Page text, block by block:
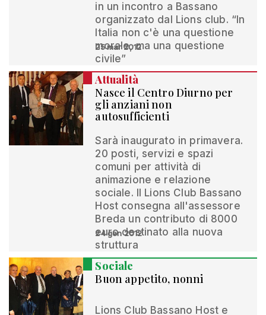
in un incontro a Bassano
organizzato dal Lions club. “In
Italia non c'è una questione
morale, ma una questione
civile”
25 mar 2012
Attualità
Nasce il Centro Diurno per
gli anziani non
autosufficienti
Sarà inaugurato in primavera.
20 posti, servizi e spazi
comuni per attività di
animazione e relazione
sociale. Il Lions Club Bassano
Host consegna all'assessore
Breda un contributo di 8000
euro destinato alla nuova
struttura
24 gen 2012
Sociale
Buon appetito, nonni
Lions Club Bassano Host e